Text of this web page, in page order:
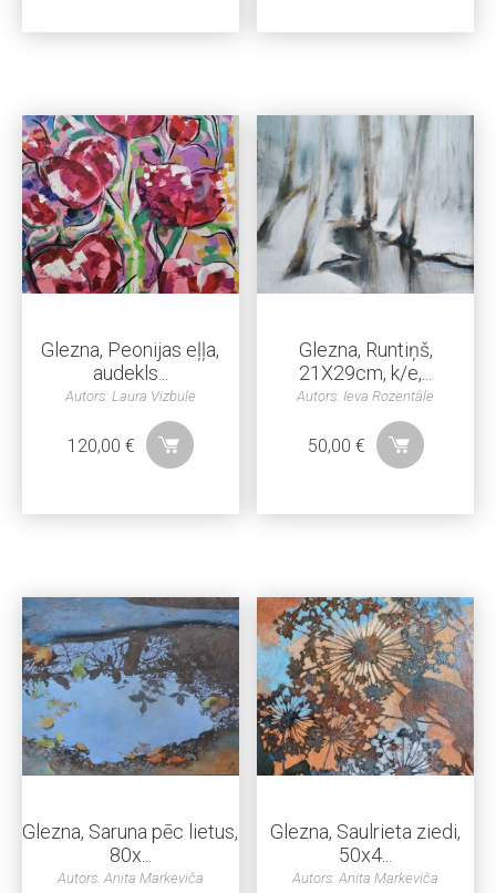
Glezna, Peonijas eļļa,
audekls...
Autors: Laura Vizbule
120,00 €
Glezna, Runtiņš,
21X29cm, k/e,...
Autors: Ieva Rozentāle
50,00 €
Glezna, Saruna pēc lietus,
80x...
Autors: Anita Markeviča
Glezna, Saulrieta ziedi,
50x4...
Autors: Anita Markeviča